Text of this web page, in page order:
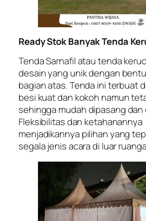
Ready Stok Banyak Tenda
Tenda Sarnafil atau tenda
desain yang unik dengan
bagian atas. Tenda ini terbuat
besi kuat dan kokoh namun
sehingga mudah dipasang dan
Fleksibilitas dan ketahanannya
menjadikannya pilihan yang
segala jenis acara di luar